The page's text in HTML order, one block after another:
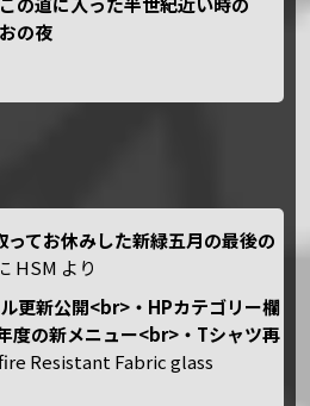
の夜
ってお休みした新緑五月の最後の
HSM より
更新公開<br>・HPカテゴリー欄
度の新メニュー<br>・Tシャツ再
Resistant Fabric glass